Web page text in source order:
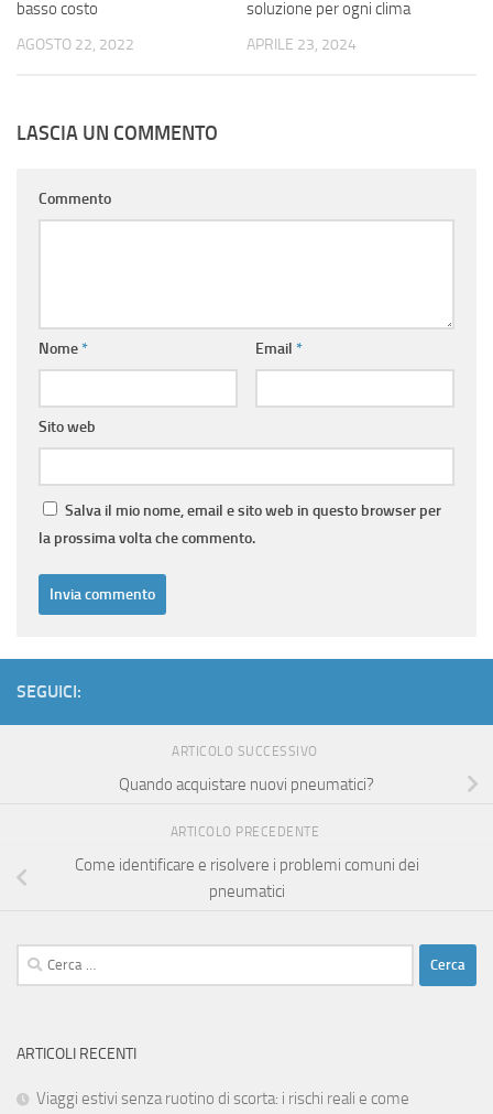
basso costo
AGOSTO 22, 2022
soluzione per ogni clima
APRILE 23, 2024
LASCIA UN COMMENTO
Commento
Nome* Email *
Sito web
Salva il mio nome, email e sito web in questo browser per
la prossima volta che commento.
SEGUICI:
ARTICOLO SUCCESSIVO
Quando acquistare nuovi pneumatici?
ARTICOLO PRECEDENTE
Come identificare e risolvere i problemi comuni dei
pneumatici
Ricerca
per:
ARTICOLI RECENTI
Viaggi estivi senza ruotino di scorta: i rischi reali e come